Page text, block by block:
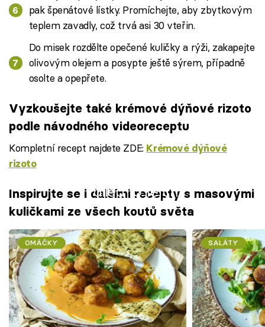
pak špenátové lístky. Promíchejte, aby zbytkovým
teplem zavadly, což trvá asi 30 vteřin.
Do misek rozdělte opečené kuličky a rýži, zakapejte
olivovým olejem a posypte ještě sýrem, případně
osolte a opepřete.
Vyzkoušejte také krémové dýňové rizoto
podle návodného videoreceptu
Kompletní recept najdete ZDE: Krémové dýňové
rizoto
Failed to fetch
Inspirujte se i dalšími recepty s masovými
kuličkami ze všech koutů světa
OMÁČKY SALÁTY